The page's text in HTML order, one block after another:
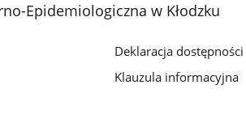
Epidemiologiczna w Kłodzku
Deklaracja dostępności
Klauzula informacyjna